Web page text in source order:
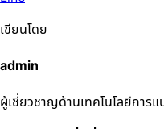
เขียนโดย
admin
ผู้เชี่ยวชาญด้านเทคโนโลยีการแ